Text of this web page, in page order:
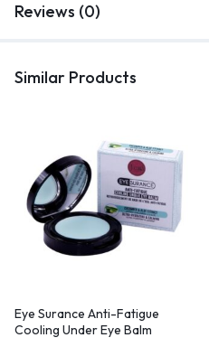
Reviews (0)
Similar Products
Eye Surance Anti-Fatigue
Cooling Under Eye Balm